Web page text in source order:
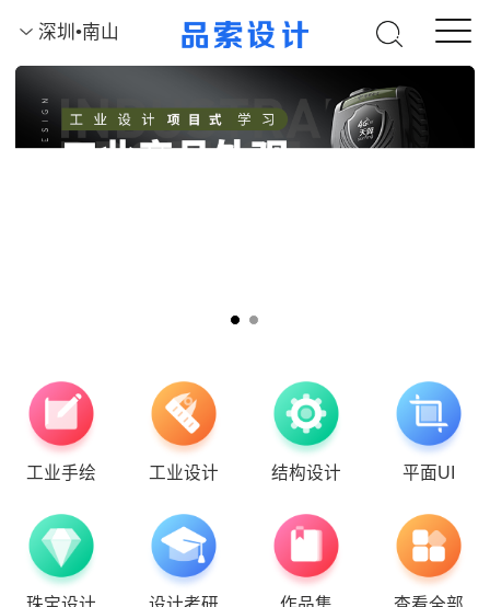
深圳•南山
工业手绘 工业设计 结构设计 平面UI